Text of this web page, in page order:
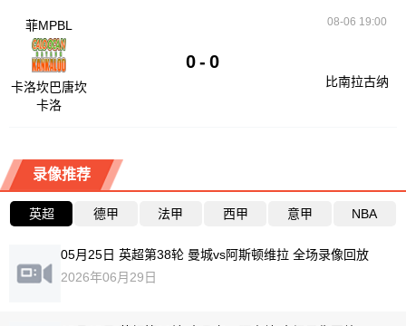
菲MPBL
卡洛坎巴唐坎
卡洛
0 - 0
08-06 19:00
比南拉古纳
录像推荐
英超 德甲 法甲 西甲 意甲 NBA
05月25日 英超第38轮 曼城vs阿斯顿维拉 全场录像回放
2026年06月29日